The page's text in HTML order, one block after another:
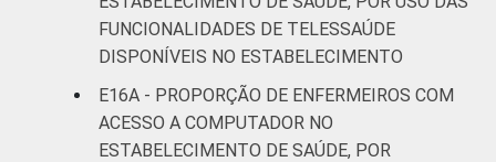
FUNCIONALIDADES DE TELESSAÚDE
DISPONÍVEIS NO ESTABELECIMENTO
E16A - PROPORÇÃO DE ENFERMEIROS COM
ACESSO A COMPUTADOR NO
ESTABELECIMENTO DE SAÚDE, POR